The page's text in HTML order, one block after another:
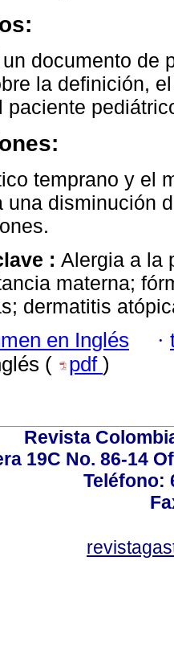
documento de
la definición,
paciente
temprano y el
una disminución
: Alergia a la
materna;
dermatitis
en Inglés ·
( pdf )
Revista
19C No. 86-14
Teléfono: